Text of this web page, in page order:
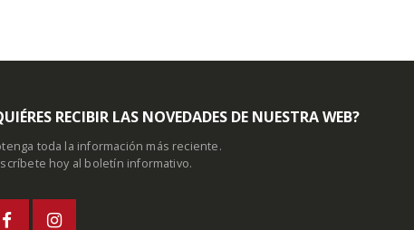
RECIBIR LAS NOVEDADES DE NUESTRA WEB?
toda la información más reciente.
hoy al boletín informativo.